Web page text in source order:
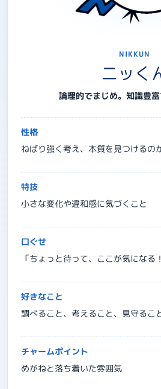
NIKKUN
ニッく
論理的でまじめ。知識豊富
性格
ねばり強く考え、本質を見つけるの
特技
小さな変化や違和感に気づくこと
口ぐせ
「ちょっと待って、ここが気になる
好きなこと
調べること、考えること、見守るこ
チャームポイント
めがねと落ち着いた雰囲気